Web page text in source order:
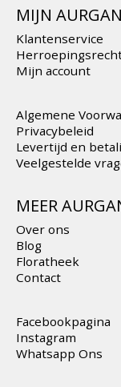
MIJN AURGAN
Klantenservice
Mijn account
Algemene
Privacybeleid
Levertijd en
Veelgestelde
MEER
Over ons
Blog
Floratheek
Contact
Facebookpagina
Instagram
Whatsapp Ons